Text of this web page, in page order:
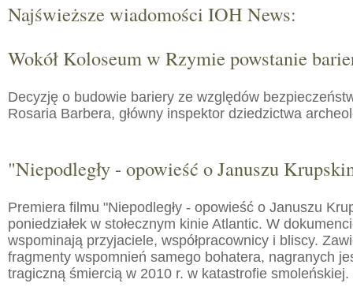
Najświeższe wiadomości IOH News:
Wokół Koloseum w Rzymie powstanie
Decyzję o budowie bariery ze względów
Rosaria Barbera, główny inspektor dziedzictwa
"Niepodległy - opowieść o Januszu
Premiera filmu "Niepodległy - opowieść o Januszu
poniedziałek w stołecznym kinie Atlantic. W
wspominają przyjaciele, współpracownicy i bliscy.
fragmenty wspomnień samego bohatera, nagranych
tragiczną śmiercią w 2010 r. w katastrofie smoleńskiej.